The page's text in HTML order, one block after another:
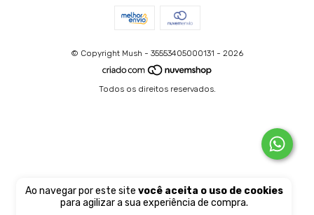
Ao navegar por este site você aceita o uso de cookies
para agilizar a sua experiência de compra.
© Copyright Mush - 35553405000131 - 2026
Todos os direitos reservados.